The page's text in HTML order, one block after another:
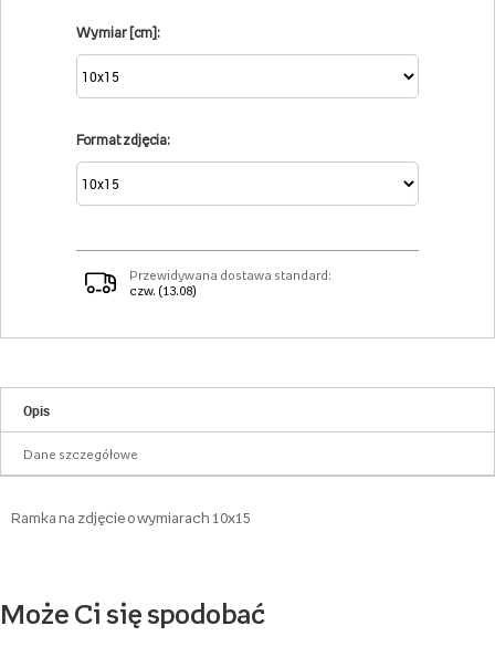
Wymiar [cm]:
Format zdjęcia:
Przewidywana dostawa standard:
czw. (13.08)
Opis
Dane szczegółowe
Ramka na zdjęcie o wymiarach 10x15
Może Ci się spodobać